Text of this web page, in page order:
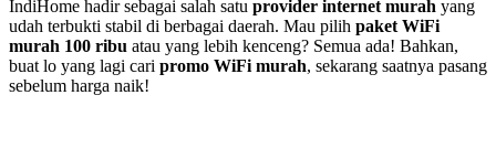
IndiHome hadir sebagai salah satu provider internet murah yang
udah terbukti stabil di berbagai daerah. Mau pilih paket WiFi
murah 100 ribu atau yang lebih kenceng? Semua ada! Bahkan,
buat lo yang lagi cari promo WiFi murah, sekarang saatnya pasang
sebelum harga naik!